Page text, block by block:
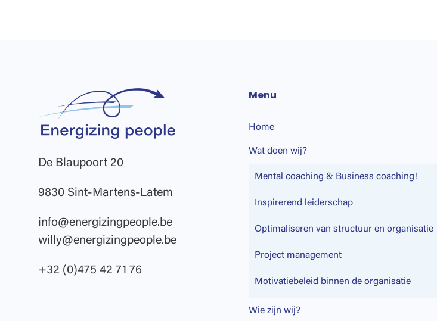
De Blaupoort 20
9830 Sint-Martens-Latem
info@energizingpeople.be
willy@energizingpeople.be
+32 (0)475 42 71 76
Menu
Home
Wat doen wij?
Mental coaching & Business coaching!
Inspirerend leiderschap
Optimaliseren van structuur en organisatie
Project management
Motivatiebeleid binnen de organisatie
Wie zijn wij?